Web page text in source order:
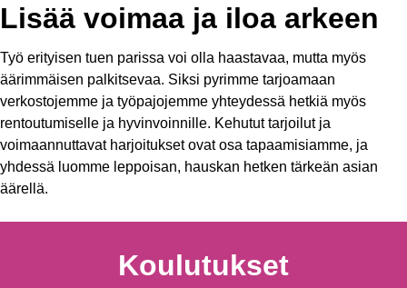
Lisää voimaa ja iloa arkeen
Työ erityisen tuen parissa voi olla haastavaa, mutta myös
äärimmäisen palkitsevaa. Siksi pyrimme tarjoamaan
verkostojemme ja työpajojemme yhteydessä hetkiä myös
rentoutumiselle ja hyvinvoinnille. Kehutut tarjoilut ja
voimaannuttavat harjoitukset ovat osa tapaamisiamme, ja
yhdessä luomme leppoisan, hauskan hetken tärkeän asian
äärellä.
Koulutukset